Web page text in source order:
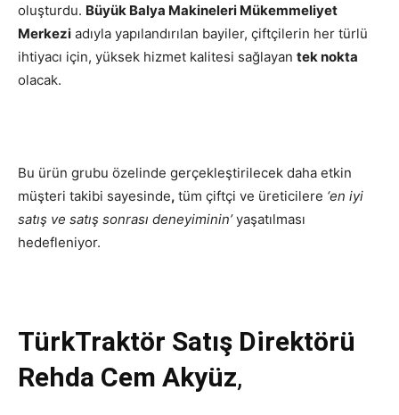
oluşturdu. Büyük Balya Makineleri Mükemmeliyet
Merkezi adıyla yapılandırılan bayiler, çiftçilerin her türlü
ihtiyacı için, yüksek hizmet kalitesi sağlayan tek nokta
olacak.
Bu ürün grubu özelinde gerçekleştirilecek daha etkin
müşteri takibi sayesinde, tüm çiftçi ve üreticilere ‘en iyi
satış ve satış sonrası deneyiminin’yaşatılması
hedefleniyor.
TürkTraktör Satış Direktörü
Rehda Cem Akyüz,